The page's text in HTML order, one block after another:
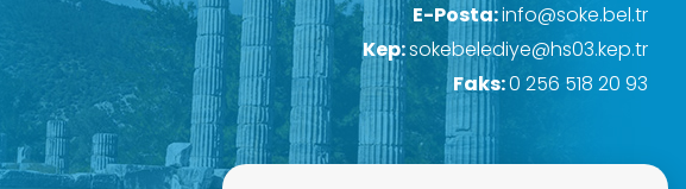
E-Posta:info@soke.bel.tr
Kep:sokebelediye@hs03.kep.tr
Faks:0 256 518 20 93